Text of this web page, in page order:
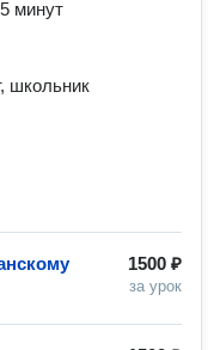
минут
школьник
1500 ₽
за урок